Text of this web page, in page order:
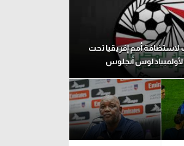
الجول
في الجول
الجول
الجول
أمم إفريقيا تحت